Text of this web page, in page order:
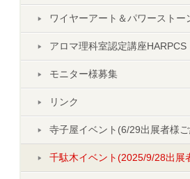
ワイヤーアート＆パワーストー
アロマ理科室認定講座HARPCS
モニター様募集
リンク
寺子屋イベント(6/29出展者様
千駄木イベント(2025/9/28出展